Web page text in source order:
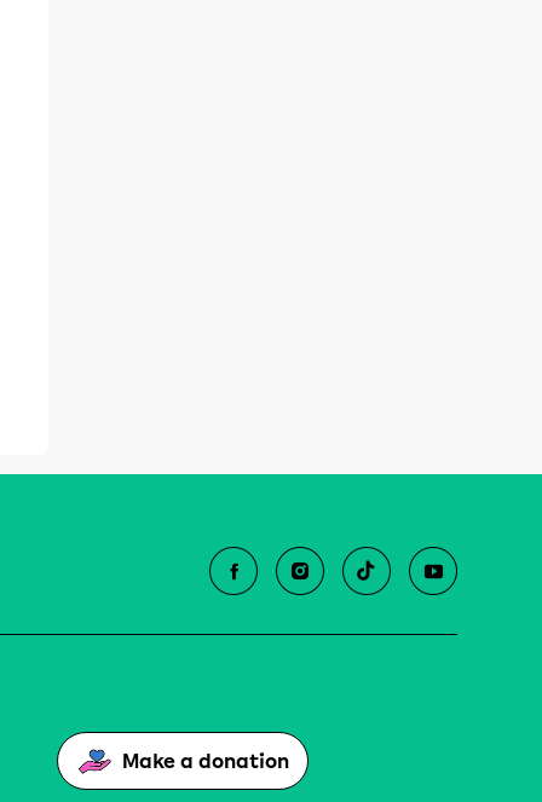
Make a donation